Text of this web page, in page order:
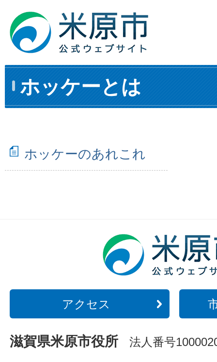
ホッケーとは
ホッケーのあれこれ
アクセス
滋賀県米原市役所 法人番号